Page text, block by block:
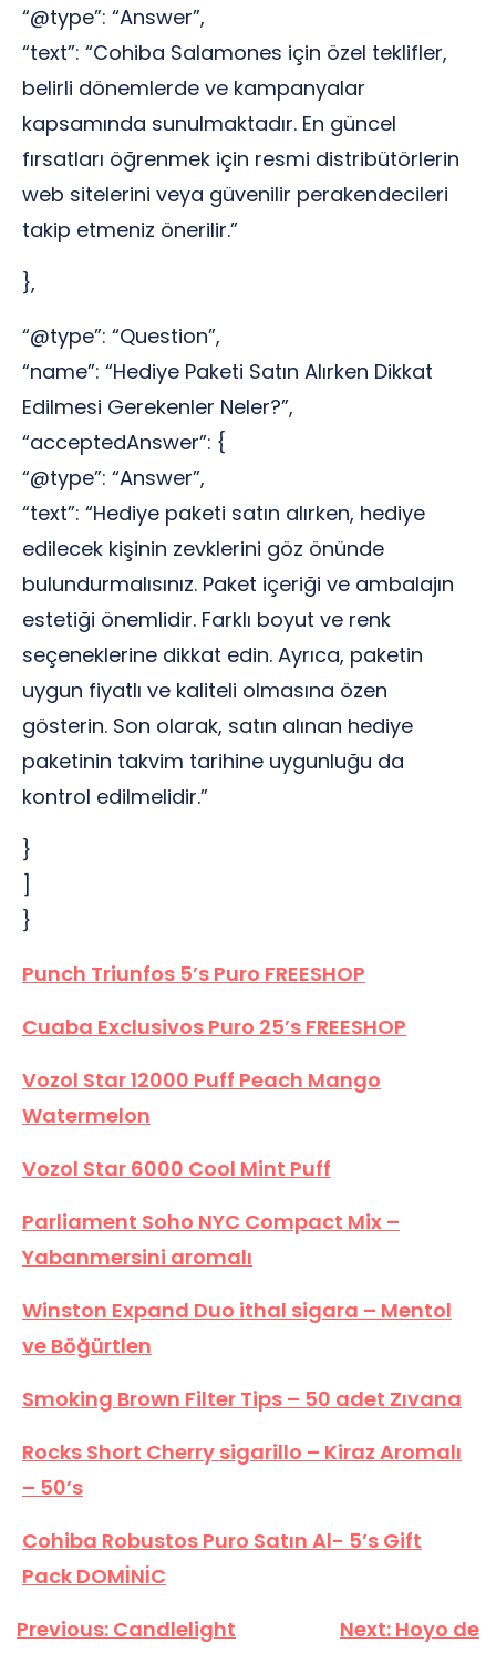
“@type”: “Answer”,
“text”: “Cohiba Salamones için özel teklifler,
belirli dönemlerde ve kampanyalar
kapsamında sunulmaktadır. En güncel
fırsatları öğrenmek için resmi distribütörlerin
web sitelerini veya güvenilir perakendecileri
takip etmeniz önerilir.”
},
“@type”: “Question”,
“name”: “Hediye Paketi Satın Alırken Dikkat
Edilmesi Gerekenler Neler?”,
“acceptedAnswer”: {
“@type”: “Answer”,
“text”: “Hediye paketi satın alırken, hediye
edilecek kişinin zevklerini göz önünde
bulundurmalısınız. Paket içeriği ve ambalajın
estetiği önemlidir. Farklı boyut ve renk
seçeneklerine dikkat edin. Ayrıca, paketin
uygun fiyatlı ve kaliteli olmasına özen
gösterin. Son olarak, satın alınan hediye
paketinin takvim tarihine uygunluğu da
kontrol edilmelidir.”
}
]
}
Punch Triunfos 5’s Puro FREESHOP
Cuaba Exclusivos Puro 25’s FREESHOP
Vozol Star 12000 Puff Peach Mango
Watermelon
Vozol Star 6000 Cool Mint Puff
Parliament Soho NYC Compact Mix –
Yabanmersini aromalı
Winston Expand Duo ithal sigara – Mentol
ve Böğürtlen
Smoking Brown Filter Tips – 50 adet Zıvana
Rocks Short Cherry sigarillo – Kiraz Aromalı
– 50’s
Cohiba Robustos Puro Satın Al- 5’s Gift
Pack DOMİNİC
Yazı
Previous: Candlelight
Next: Hoyo de